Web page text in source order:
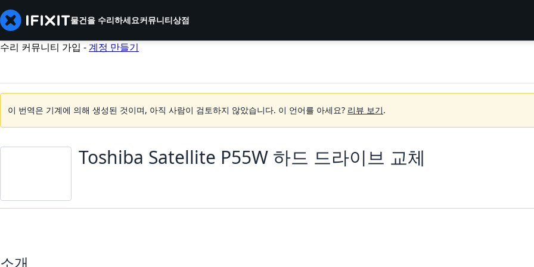
물건을 수리하세요커뮤니티상점
수리 커뮤니티 가입 -계정 만들기
이 번역은 기계에 의해 생성된 것이며, 아직 사람이 검토하지 않았습니다. 이 언어를 아세요? 리뷰 보기.
Toshiba Satellite P55W 하드 드라이브 교체
소개